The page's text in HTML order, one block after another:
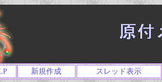
新規作成 スレッド表示